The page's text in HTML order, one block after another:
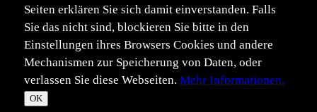
Seiten erklären Sie sich damit einverstanden. Falls
Sie das nicht sind, blockieren Sie bitte in den
Einstellungen ihres Browsers Cookies und andere
Mechanismen zur Speicherung von Daten, oder
verlassen Sie diese Webseiten. Mehr Informationen.
OK